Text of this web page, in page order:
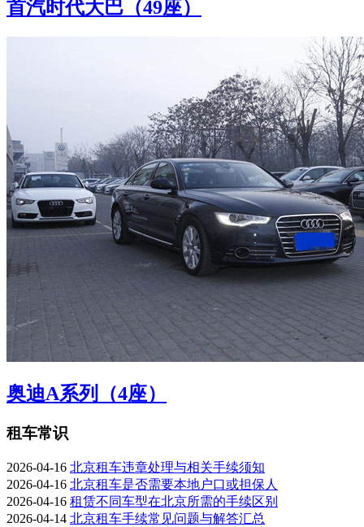
首汽时代大巴（49座）
奥迪A系列（4座）
租车常识
2026-04-16 北京租车违章处理与相关手续须知
2026-04-16 北京租车是否需要本地户口或担保人
2026-04-16 租赁不同车型在北京所需的手续区别
2026-04-14 北京租车手续常见问题与解答汇总